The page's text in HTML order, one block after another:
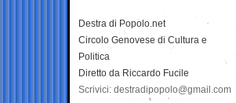
Destra di Popolo.net
Circolo Genovese di Cultura e
Politica
Diretto da Riccardo Fucile
Scrivici: destradipopolo@gmail.com